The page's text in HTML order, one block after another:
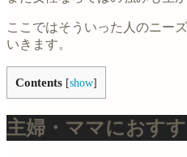
ここではそういった人のニー
いきます。
Contents [show]
主婦・ママにおす